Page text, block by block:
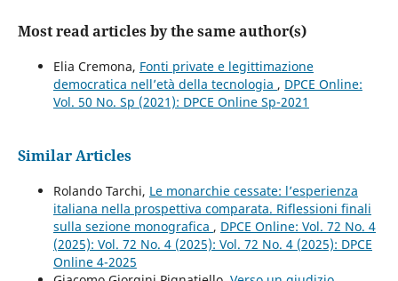
Most read articles by the same author(s)
Elia Cremona, Fonti private e legittimazione
democratica nell’età della tecnologia , DPCE Online:
Vol. 50 No. Sp (2021): DPCE Online Sp-2021
Similar Articles
Rolando Tarchi, Le monarchie cessate: l’esperienza
italiana nella prospettiva comparata. Riflessioni finali
sulla sezione monografica , DPCE Online: Vol. 72 No. 4
(2025): Vol. 72 No. 4 (2025): Vol. 72 No. 4 (2025): DPCE
Online 4-2025